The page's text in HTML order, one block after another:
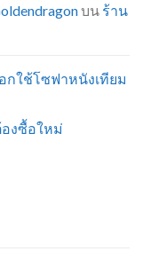
บน ร้าน
กใช้โซฟาหนังเทียม
งซื้อใหม่